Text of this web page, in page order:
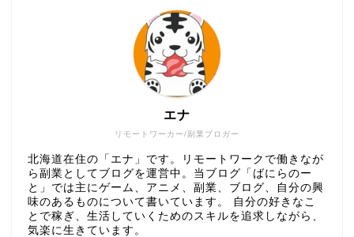
リモートワーカー/副業ブロガー
エナ
北海道在住の「エナ」です。リモートワークで働きなが
ら副業としてブログを運営中。当ブログ「ばにらのー
と」では主にゲーム、アニメ、副業、ブログ、自分の興
味のあるものについて書いています。 自分の好きなこ
とで稼ぎ、生活していくためのスキルを追求しながら、
気楽に生きています。